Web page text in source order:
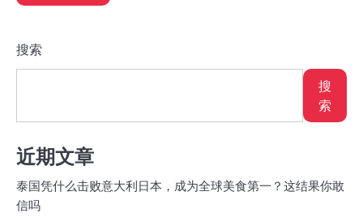
搜索
搜
索
近期文章
泰国凭什么击败意大利日本，成为全球美食第一？这结果你敢
信吗